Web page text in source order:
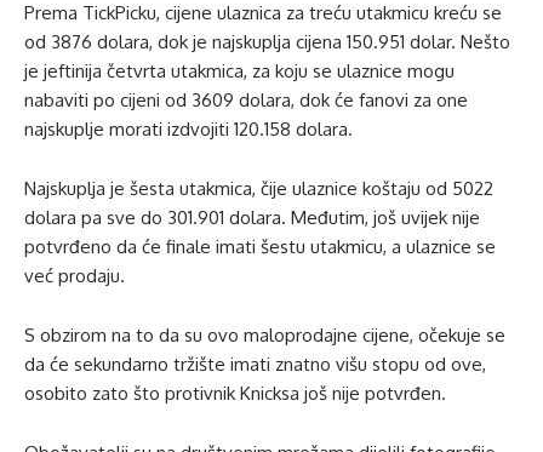
Prema TickPicku, cijene ulaznica za treću utakmicu kreću se
od 3876 dolara, dok je najskuplja cijena 150.951 dolar. Nešto
je jeftinija četvrta utakmica, za koju se ulaznice mogu
nabaviti po cijeni od 3609 dolara, dok će fanovi za one
najskuplje morati izdvojiti 120.158 dolara.
Najskuplja je šesta utakmica, čije ulaznice koštaju od 5022
dolara pa sve do 301.901 dolara. Međutim, još uvijek nije
potvrđeno da će finale imati šestu utakmicu, a ulaznice se
već prodaju.
S obzirom na to da su ovo maloprodajne cijene, očekuje se
da će sekundarno tržište imati znatno višu stopu od ove,
osobito zato što protivnik Knicksa još nije potvrđen.